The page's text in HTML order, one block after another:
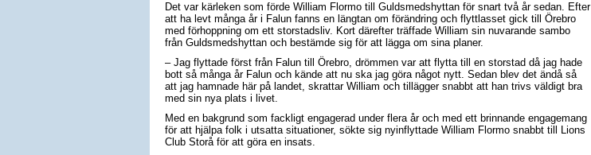
Det var kärleken som förde William Flormo till Guldsmedshyttan för snart två år sedan. Efter
att ha levt många år i Falun fanns en längtan om förändring och flyttlasset gick till Örebro
med förhoppning om ett storstadsliv. Kort därefter träffade William sin nuvarande sambo
från Guldsmedshyttan och bestämde sig för att lägga om sina planer.
– Jag flyttade först från Falun till Örebro, drömmen var att flytta till en storstad då jag hade
bott så många år Falun och kände att nu ska jag göra något nytt. Sedan blev det ändå så
att jag hamnade här på landet, skrattar William och tillägger snabbt att han trivs väldigt bra
med sin nya plats i livet.
Med en bakgrund som fackligt engagerad under flera år och med ett brinnande engagemang
för att hjälpa folk i utsatta situationer, sökte sig nyinflyttade William Flormo snabbt till Lions
Club Storå för att göra en insats.